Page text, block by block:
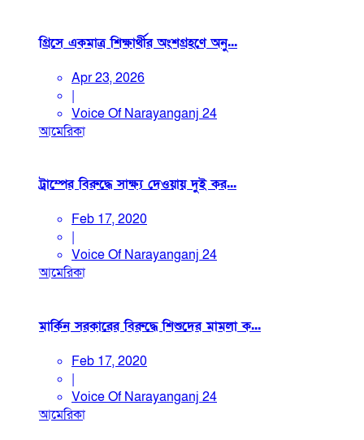
গ্রিসে একমাত্র শিক্ষার্থীর অংশগ্রহণে অনু...
Apr 23, 2026
|
Voice Of Narayanganj 24
আমেরিকা
ট্রাম্পের বিরুদ্ধে সাক্ষ্য দেওয়ায় দুই কর...
Feb 17, 2020
|
Voice Of Narayanganj 24
আমেরিকা
মার্কিন সরকারের বিরুদ্ধে শিশুদের মামলা ক...
Feb 17, 2020
|
Voice Of Narayanganj 24
আমেরিকা